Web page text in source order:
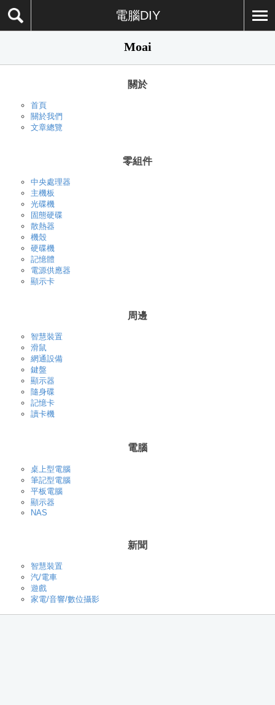
電腦DIY
Moai
關於
首頁
關於我們
文章總覽
零組件
中央處理器
主機板
光碟機
固態硬碟
散熱器
機殼
硬碟機
記憶體
電源供應器
顯示卡
周邊
智慧裝置
滑鼠
網通設備
鍵盤
顯示器
隨身碟
記憶卡
讀卡機
電腦
桌上型電腦
筆記型電腦
平板電腦
顯示器
NAS
新聞
智慧裝置
汽/電車
遊戲
家電/音響/數位攝影